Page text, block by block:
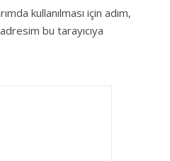
kullanılması için adım,
bu tarayıcıya